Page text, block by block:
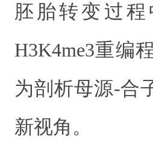
胚胎转变过
H3K4me3重编
为剖析母源-合
新视角。